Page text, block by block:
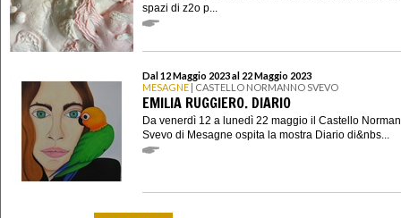
spazi di z2o p...
Dal 12 Maggio 2023 al 22 Maggio 2023
MESAGNE | CASTELLO NORMANNO SVEVO
EMILIA RUGGIERO. DIARIO
Da venerdì 12 a lunedì 22 maggio il Castello
Svevo di Mesagne ospita la mostra Diario di&nbs...